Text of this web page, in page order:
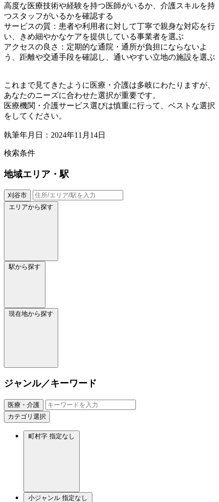
高度な医療技術や経験を持つ医師がいるか、介護スキルを持
つスタッフがいるかを確認する
サービスの質：患者や利用者に対して丁寧で親身な対応を行
い、きめ細やかなケアを提供している事業者を選ぶ
アクセスの良さ：定期的な通院・通所が負担にならないよ
う、距離や交通手段を確認し、通いやすい立地の施設を選ぶ
これまで見てきたように医療・介護は多岐にわたりますが、
あなたのニーズに合わせた選択が重要です。
医療機関・介護サービス選びは慎重に行って、ベストな選択
をしてください。
執筆年月日：2024年11月14日
検索条件
地域エリア・駅
刈谷市
エリアから探す
駅から探す
現在地から探す
ジャンル／キーワード
医療・介護
カテゴリ選択
町村字 指定なし
小ジャンル 指定なし